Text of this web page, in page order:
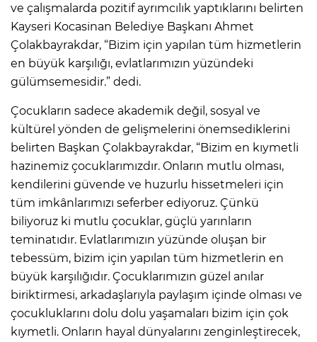
ve çalışmalarda pozitif ayrımcılık yaptıklarını belirten
Kayseri Kocasinan Belediye Başkanı Ahmet
Çolakbayrakdar, “Bizim için yapılan tüm hizmetlerin
en büyük karşılığı, evlatlarımızın yüzündeki
gülümsemesidir.” dedi.
Çocukların sadece akademik değil, sosyal ve
kültürel yönden de gelişmelerini önemsediklerini
belirten Başkan Çolakbayrakdar, “Bizim en kıymetli
hazinemiz çocuklarımızdır. Onların mutlu olması,
kendilerini güvende ve huzurlu hissetmeleri için
tüm imkânlarımızı seferber ediyoruz. Çünkü
biliyoruz ki mutlu çocuklar, güçlü yarınların
teminatıdır. Evlatlarımızın yüzünde oluşan bir
tebessüm, bizim için yapılan tüm hizmetlerin en
büyük karşılığıdır. Çocuklarımızın güzel anılar
biriktirmesi, arkadaşlarıyla paylaşım içinde olması ve
çocukluklarını dolu dolu yaşamaları bizim için çok
kıymetli. Onların hayal dünyalarını zenginleştirecek,